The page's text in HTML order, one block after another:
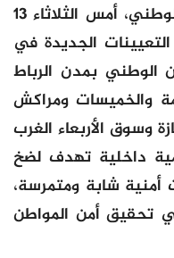
أعلنت المديرية العامة للأمن الوطني، أمس الثلاثاء 13
الجديدة في
الوطني بمدن الرباط
والخميسات ومراكش
وسوق الأربعاء الغرب
داخلية تهدف لضخ
أمنية شابة ومتمرسة،
تحقيق أمن المواطن